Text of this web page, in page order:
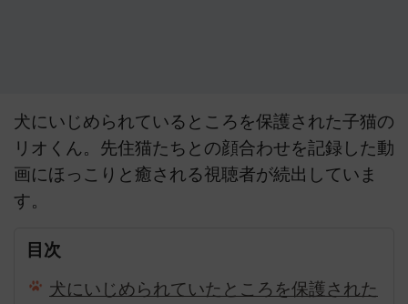
犬にいじめられているところを保護された子猫の
リオくん。先住猫たちとの顔合わせを記録した動
画にほっこりと癒される視聴者が続出していま
す。
目次
犬にいじめられていたところを保護された